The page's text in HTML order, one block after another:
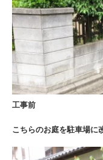
工事前
こちらのお庭を駐車場に